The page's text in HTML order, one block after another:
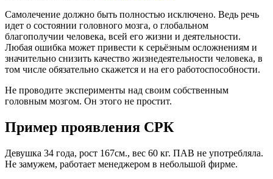
Самолечение должно быть полностью исключено. Ведь речь
идет о состоянии головного мозга, о глобальном
благополучии человека, всей его жизни и деятельности.
Любая ошибка может привести к серьёзным осложнениям и
значительно снизить качество жизнедеятельности человека, в
том числе обязательно скажется и на его работоспособности.
Не проводите эксперименты над своим собственным
головным мозгом. Он этого не простит.
Пример проявления СРК
Девушка 34 года, рост 167см., вес 60 кг. ПАВ не употребляла.
Не замужем, работает менеджером в небольшой фирме.